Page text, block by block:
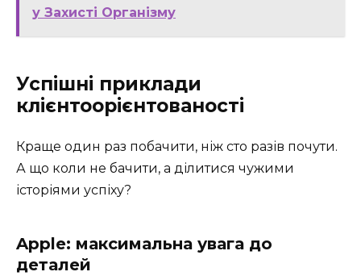
у Захисті Організму
Успішні приклади
клієнтоорієнтованості
Краще один раз побачити, ніж сто разів почути.
А що коли не бачити, а ділитися чужими
історіями успіху?
Apple: максимальна увага до
деталей